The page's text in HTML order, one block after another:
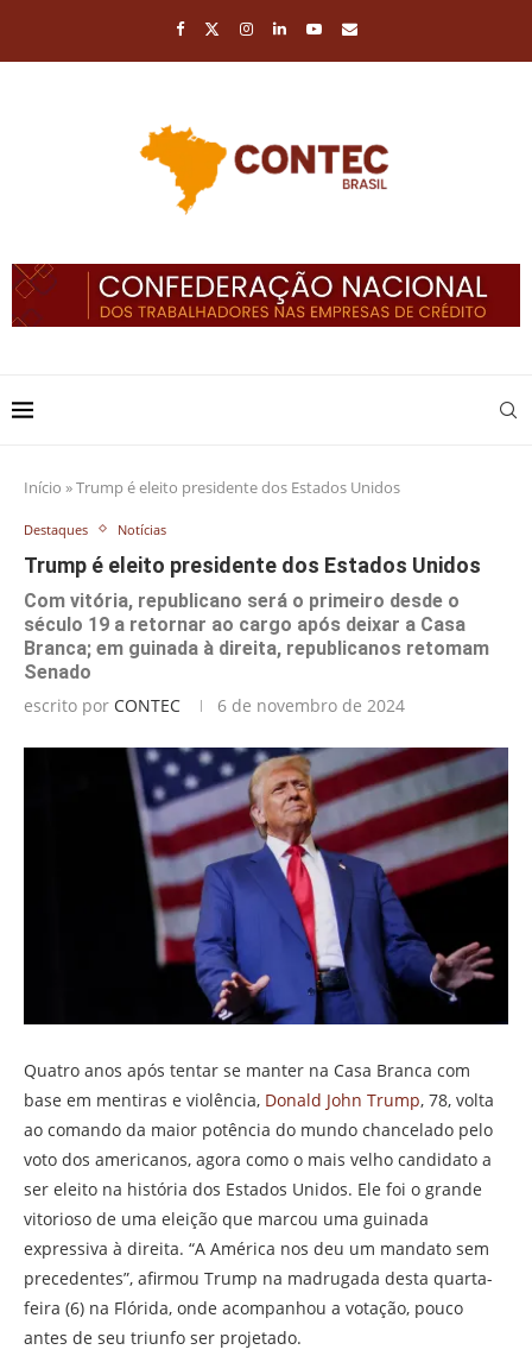
Início »Trump é eleito presidente dos Estados Unidos
Destaques Notícias
Trump é eleito presidente dos Estados Unidos
Com vitória, republicano será o primeiro desde o
século 19 a retornar ao cargo após deixar a Casa
Branca; em guinada à direita, republicanos retomam
Senado
escrito por CONTEC 6 de novembro de 2024
Quatro anos após tentar se manter na Casa Branca com
base em mentiras e violência, Donald John Trump, 78, volta
ao comando da maior potência do mundo chancelado pelo
voto dos americanos, agora como o mais velho candidato a
ser eleito na história dos Estados Unidos. Ele foi o grande
vitorioso de uma eleição que marcou uma guinada
expressiva à direita. “A América nos deu um mandato sem
precedentes”, afirmou Trump na madrugada desta quarta-
feira (6) na Flórida, onde acompanhou a votação, pouco
antes de seu triunfo ser projetado.